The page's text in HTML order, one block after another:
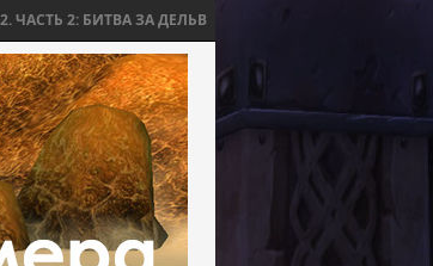
ЗА ДЕЛЬВ WORLD WAR BEE 2. ЧАСТЬ 1: